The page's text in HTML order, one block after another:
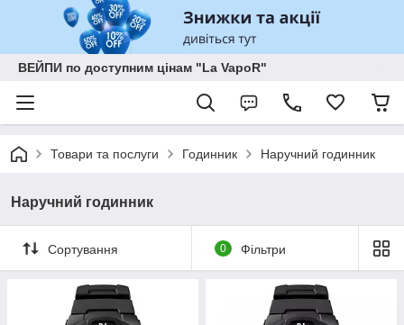
ВЕЙПИ по доступним цінам "La VapoR"
Товари та послуги Годинник Наручний годинник
Наручний годинник
Сортування 0 Фільтри